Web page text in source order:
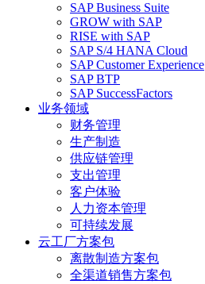
SAP Business Suite
GROW with SAP
RISE with SAP
SAP S/4 HANA Cloud
SAP Customer Experience
SAP BTP
SAP SuccessFactors
业务领域
财务管理
生产制造
供应链管理
支出管理
客户体验
人力资本管理
可持续发展
云工厂方案包
离散制造方案包
全渠道销售方案包